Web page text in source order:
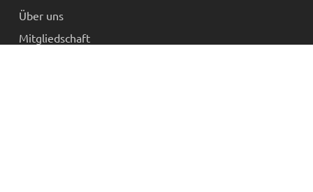
Über uns
Mitgliedschaft